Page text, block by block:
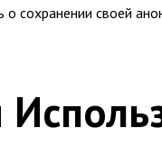
сохранении своей